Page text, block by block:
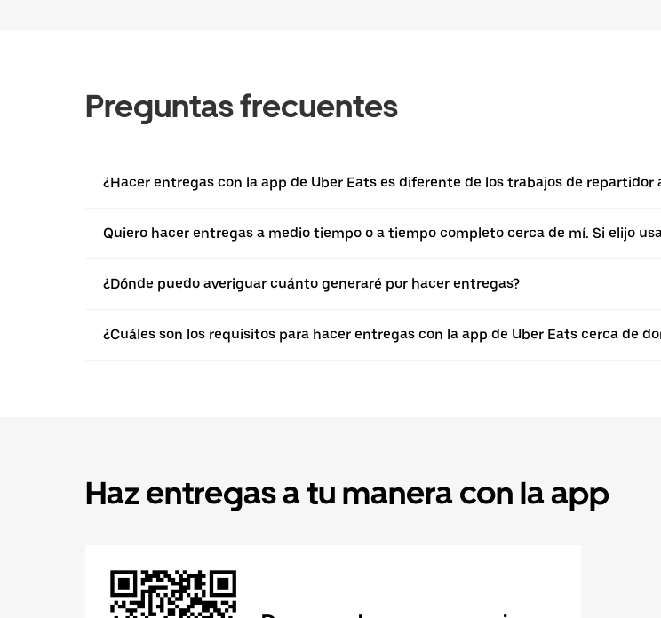
Preguntas frecuentes
¿Hacer entregas con la app de Uber Eats es diferente de los trabajos de
Quiero hacer entregas a medio tiempo o a tiempo completo cerca de mí. Si elijo
¿Dónde puedo averiguar cuánto generaré por hacer entregas?
¿Cuáles son los requisitos para hacer entregas con la app de Uber Eats cerca de
Haz entregas a tu manera con la app